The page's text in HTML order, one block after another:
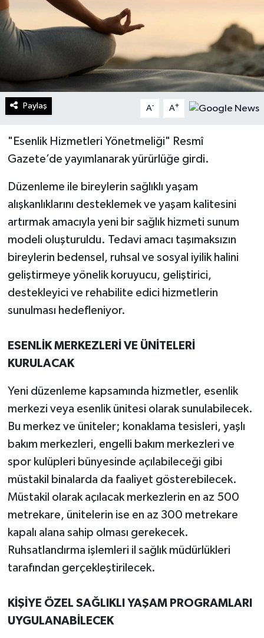
Paylaş A- A+
"Esenlik Hizmetleri Yönetmeliği" Resmî
Gazete’de yayımlanarak yürürlüğe girdi.
Düzenleme ile bireylerin sağlıklı yaşam
alışkanlıklarını desteklemek ve yaşam kalitesini
artırmak amacıyla yeni bir sağlık hizmeti sunum
modeli oluşturuldu. Tedavi amacı taşımaksızın
bireylerin bedensel, ruhsal ve sosyal iyilik halini
geliştirmeye yönelik koruyucu, geliştirici,
destekleyici ve rehabilite edici hizmetlerin
sunulması hedefleniyor.
ESENLİK MERKEZLERİ VE ÜNİTELERİ
KURULACAK
Yeni düzenleme kapsamında hizmetler, esenlik
merkezi veya esenlik ünitesi olarak sunulabilecek.
Bu merkez ve üniteler; konaklama tesisleri, yaşlı
bakım merkezleri, engelli bakım merkezleri ve
spor kulüpleri bünyesinde açılabileceği gibi
müstakil binalarda da faaliyet gösterebilecek.
Müstakil olarak açılacak merkezlerin en az 500
metrekare, ünitelerin ise en az 300 metrekare
kapalı alana sahip olması gerekecek.
Ruhsatlandırma işlemleri il sağlık müdürlükleri
tarafından gerçekleştirilecek.
KİŞİYE ÖZEL SAĞLIKLI YAŞAM PROGRAMLARI
UYGULANABİLECEK